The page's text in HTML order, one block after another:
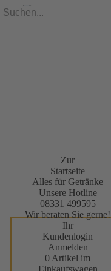
Zur
Startseite
Alles für Getränke
Unsere Hotline
08331 499595
Wir beraten Sie gerne!
Ihr
Kundenlogin
Anmelden
0 Artikel im
Einkaufswagen